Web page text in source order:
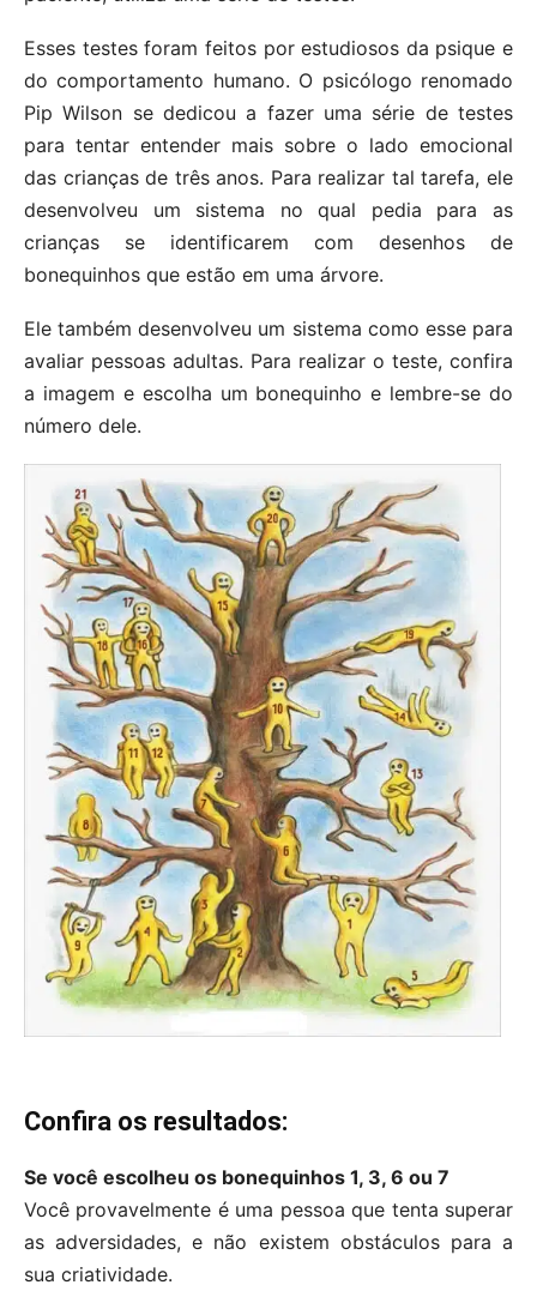
Esses testes foram feitos por estudiosos da psique e
do comportamento humano. O psicólogo renomado
Pip Wilson se dedicou a fazer uma série de testes
para tentar entender mais sobre o lado emocional
das crianças de três anos. Para realizar tal tarefa, ele
desenvolveu um sistema no qual pedia para as
crianças se identificarem com desenhos de
bonequinhos que estão em uma árvore.
Ele também desenvolveu um sistema como esse para
avaliar pessoas adultas. Para realizar o teste, confira
a imagem e escolha um bonequinho e lembre-se do
número dele.
Confira os resultados:
Se você escolheu os bonequinhos 1, 3, 6 ou 7
Você provavelmente é uma pessoa que tenta superar
as adversidades, e não existem obstáculos para a
sua criatividade.